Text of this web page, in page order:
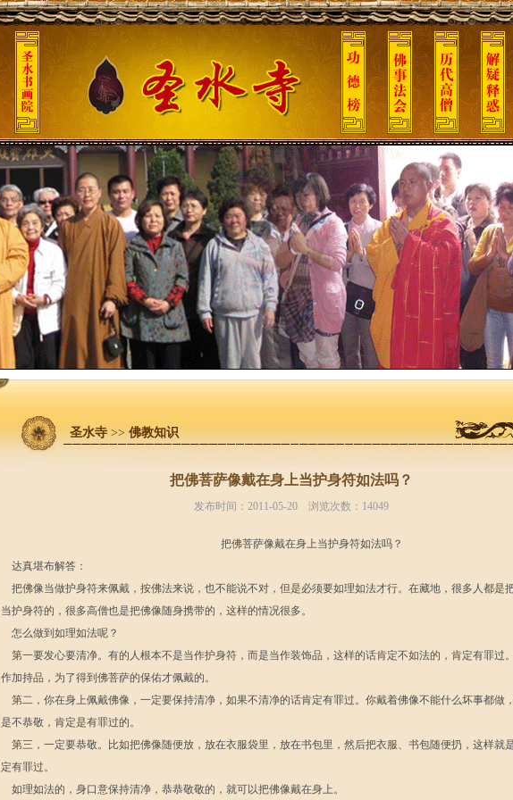
圣水寺 >> 佛教知识
把佛菩萨像戴在身上当护身符如法吗？
发布时间：2011-05-20 浏览次数：14049
把佛菩萨像戴在身上当护身符如法吗？
达真堪布解答：
把佛像当做护身符来佩戴，按佛法来说，也不能说不对，但是必须要如理如法才行。在藏地，很多人都是
当护身符的，很多高僧也是把佛像随身携带的，这样的情况很多。
怎么做到如理如法呢？
第一要发心要清净。有的人根本不是当作护身符，而是当作装饰品，这样的话肯定不如法的，肯定有罪过
作加持品，为了得到佛菩萨的保佑才佩戴的。
第二，你在身上佩戴佛像，一定要保持清净，如果不清净的话肯定有罪过。你戴着佛像不能什么坏事都做
是不恭敬，肯定是有罪过的。
第三，一定要恭敬。比如把佛像随便放，放在衣服袋里，放在书包里，然后把衣服、书包随便扔，这样就
定有罪过。
如理如法的，身口意保持清净，恭恭敬敬的，就可以把佛像戴在身上。